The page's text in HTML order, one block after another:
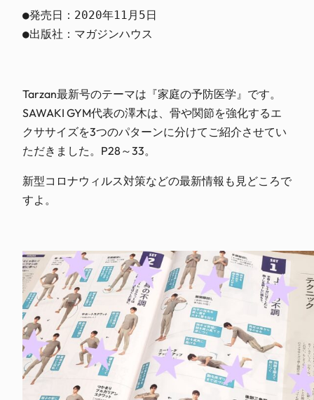
●発売日：2020年11月5日
●出版社：マガジンハウス
Tarzan最新号のテーマは『家庭の予防医学』です。
SAWAKI GYM代表の澤木は、骨や関節を強化するエ
クササイズを3つのパターンに分けてご紹介させてい
ただきました。P28～33。
新型コロナウィルス対策などの最新情報も見どころで
すよ。